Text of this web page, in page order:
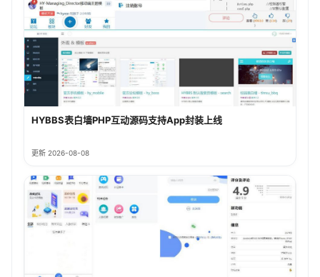
HYBBS表白墙PHP互动源码支持App封装上线
更新 2026-08-08